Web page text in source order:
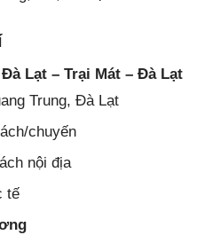
Lạt – Trại Mát – Đà Lạt
Trung, Đà Lạt
chuyến
nội địa
tế